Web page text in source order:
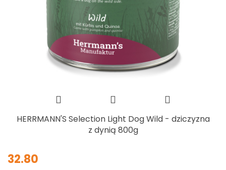
HERRMANN'S Selection Light Dog Wild - dziczyzna
z dynią 800g
32.80